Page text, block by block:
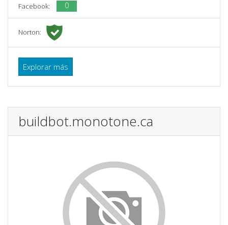
Facebook: 0
Norton:
Explorar más
buildbot.monotone.ca